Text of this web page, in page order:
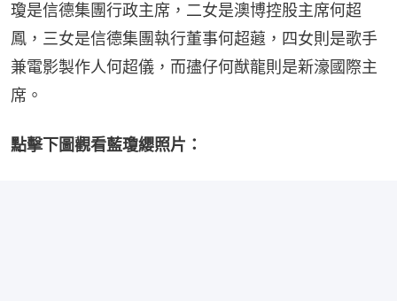
瓊是信德集團行政主席，二女是澳博控股主席何超
鳳，三女是信德集團執行董事何超蕸，四女則是歌手
兼電影製作人何超儀，而孻仔何猷龍則是新濠國際主
席。
點擊下圖觀看藍瓊纓照片：